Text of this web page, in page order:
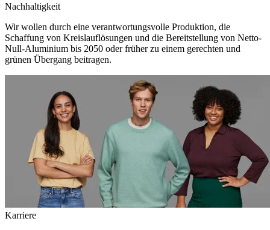
Nachhaltigkeit
Wir wollen durch eine verantwortungsvolle Produktion, die
Schaffung von Kreislauflösungen und die Bereitstellung von Netto-
Null-Aluminium bis 2050 oder früher zu einem gerechten und
grünen Übergang beitragen.
Karriere